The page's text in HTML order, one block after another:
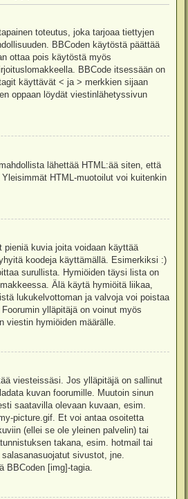
toteutus, joka tarjoaa tiettyjen
BBCoden käytöstä päättää
ottaa pois käytöstä myös
BBCode itsessään on
käyttävät < ja > merkkien sijaan
oppaan löydät viestinlähetyssivun
lähettää HTML:ää siten, että
HTML-muotoilut voi kuitenkin
pieniä kuvia joita voidaan käyttää
koodeja käyttämällä. Esimerkiksi :)
surullista. Hymiöiden täysi lista on
Älä käytä hymiöitä liikaa,
lukukelvottoman ja valvoja voi poistaa
ylläpitäjä on voinut myös
viestin hymiöiden määrälle.
viesteissäsi. Jos ylläpitäjä on sallinut
kuvan foorumille. Muutoin sinun
saatavilla olevaan kuvaan, esim.
picture.gif. Et voi antaa osoitetta
(ellei se ole yleinen palvelin) tai
takana, esim. hotmail tai
sivustot, jne.
BBCoden [img]-tagia.